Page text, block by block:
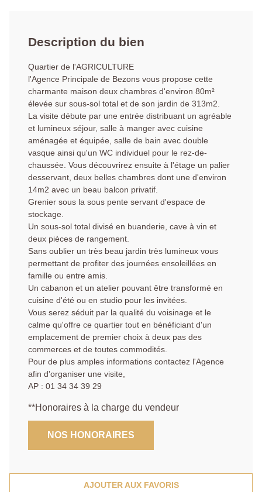
Description du bien
Quartier de l'AGRICULTURE
l'Agence Principale de Bezons vous propose cette
charmante maison deux chambres d'environ 80m²
élevée sur sous-sol total et de son jardin de 313m2.
La visite débute par une entrée distribuant un agréable
et lumineux séjour, salle à manger avec cuisine
aménagée et équipée, salle de bain avec double
vasque ainsi qu'un WC individuel pour le rez-de-
chaussée. Vous découvrirez ensuite à l'étage un palier
desservant, deux belles chambres dont une d'environ
14m2 avec un beau balcon privatif.
Grenier sous la sous pente servant d'espace de
stockage.
Un sous-sol total divisé en buanderie, cave à vin et
deux pièces de rangement.
Sans oublier un très beau jardin très lumineux vous
permettant de profiter des journées ensoleillées en
famille ou entre amis.
Un cabanon et un atelier pouvant être transformé en
cuisine d'été ou en studio pour les invitées.
Vous serez séduit par la qualité du voisinage et le
calme qu'offre ce quartier tout en bénéficiant d'un
emplacement de premier choix à deux pas des
commerces et de toutes commodités.
Pour de plus amples informations contactez l'Agence
afin d'organiser une visite,
AP : 01 34 34 39 29
**Honoraires à la charge du vendeur
NOS HONORAIRES
AJOUTER AUX FAVORIS